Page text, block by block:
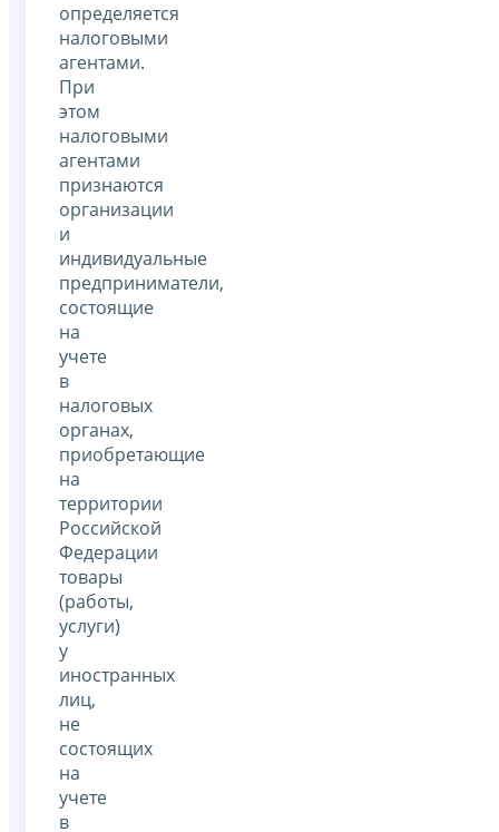
определяется
налоговыми
агентами.
При
этом
налоговыми
агентами
признаются
организации
и
индивидуальные
предприниматели,
состоящие
на
учете
в
налоговых
органах,
приобретающие
на
территории
Российской
Федерации
товары
(работы,
услуги)
у
иностранных
лиц,
не
состоящих
на
учете
в